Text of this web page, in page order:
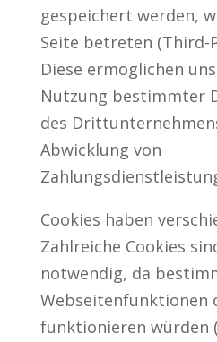
gespeichert werden,
Seite betreten (Third-
Diese ermöglichen
Nutzung bestimmter
des
Abwicklung von
Cookies haben
Zahlreiche Cookies
notwendig, da
Webseitenfunktionen
funktionieren würden